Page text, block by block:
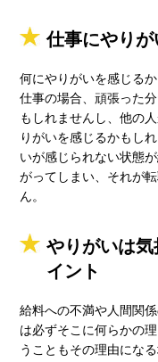
仕事にやり
何にやりがいを感じる
仕事の場合、頑張った
もしれませんし、他の
りがいを感じるかもし
いが感じられない状態
がってしまい、それが
ん。
やりがいは
イント
給料への不満や人間関
は必ずそこに何らかの
うこともその理由にな